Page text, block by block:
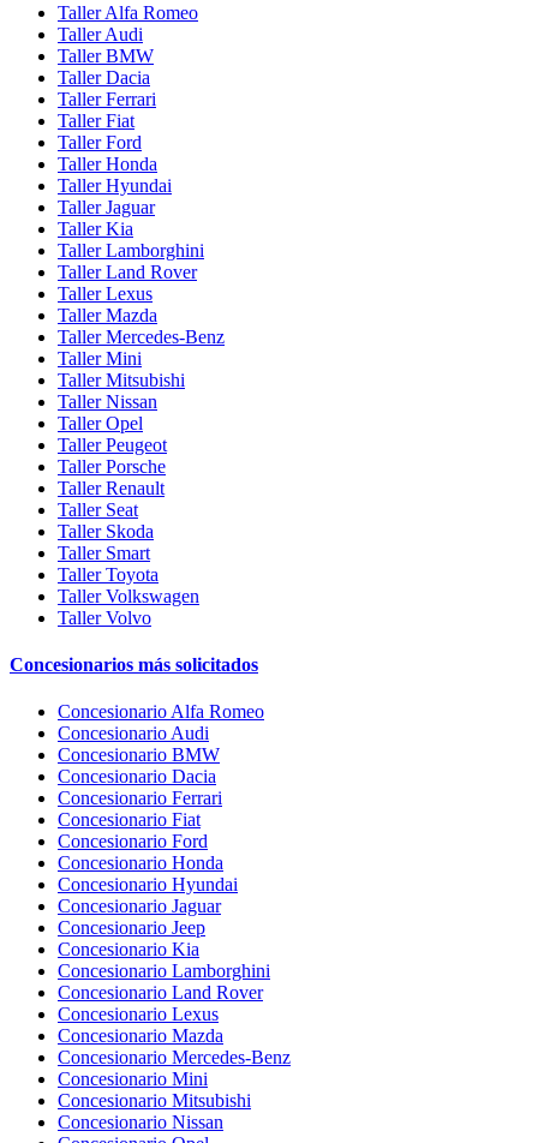
Taller Alfa Romeo
Taller Audi
Taller BMW
Taller Dacia
Taller Ferrari
Taller Fiat
Taller Ford
Taller Honda
Taller Hyundai
Taller Jaguar
Taller Kia
Taller Lamborghini
Taller Land Rover
Taller Lexus
Taller Mazda
Taller Mercedes-Benz
Taller Mini
Taller Mitsubishi
Taller Nissan
Taller Opel
Taller Peugeot
Taller Porsche
Taller Renault
Taller Seat
Taller Skoda
Taller Smart
Taller Toyota
Taller Volkswagen
Taller Volvo
Concesionarios más solicitados
Concesionario Alfa Romeo
Concesionario Audi
Concesionario BMW
Concesionario Dacia
Concesionario Ferrari
Concesionario Fiat
Concesionario Ford
Concesionario Honda
Concesionario Hyundai
Concesionario Jaguar
Concesionario Jeep
Concesionario Kia
Concesionario Lamborghini
Concesionario Land Rover
Concesionario Lexus
Concesionario Mazda
Concesionario Mercedes-Benz
Concesionario Mini
Concesionario Mitsubishi
Concesionario Nissan